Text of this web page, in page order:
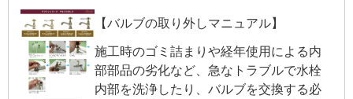
【バルブの取り外しマニュアル】
施工時のゴミ詰まりや経年使用による内
部部品の劣化など、急なトラブルで水栓
内部を洗浄したり、バルブを交換する必